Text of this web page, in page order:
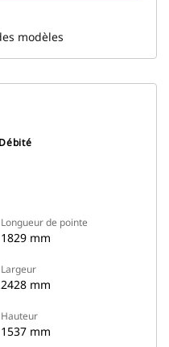
modèles
Longueur de pointe
1829 mm
Largeur
2428 mm
Hauteur
1537 mm